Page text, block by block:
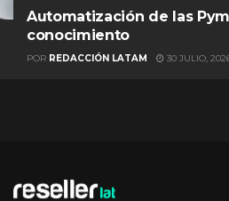
Automatización de las
conocimiento
POR REDACCIÓN LATAM 30 JULIO,